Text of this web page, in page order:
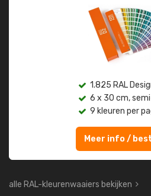
1.825 RAL
6 x 30 cm,
9 kleuren per
Meer info /
alle RAL-kleurenwaaiers bekijken